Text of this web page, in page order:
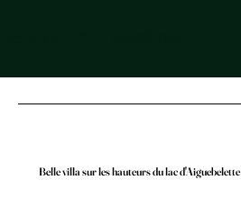
Belle villa sur les hauteurs du lac d'Aiguebelette